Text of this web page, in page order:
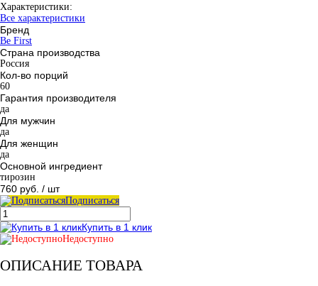
Характеристики:
Все характеристики
Бренд
Be First
Страна производства
Россия
Кол-во порций
60
Гарантия производителя
да
Для мужчин
да
Для женщин
да
Основной ингредиент
тирозин
760 руб. / шт
Подписаться
Купить в 1 клик
Недоступно
ОПИСАНИЕ ТОВАРА